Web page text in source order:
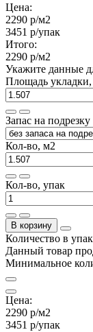
Цена:
2290 р/м2
3451 р/упак
Итого:
2290 р/м2
Укажите данные
Площадь
Запас на подрезку
Кол-во, м2
Кол-во, упак
В корзину
Количество в
Данный товар
Минимальное
Цена:
2290 р/м2
3451 р/упак